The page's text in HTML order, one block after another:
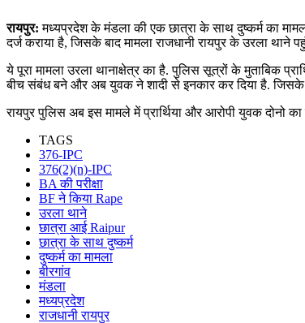
रायपुर: मध्यप्रदेश के मंडला की एक छात्रा के साथ दुष्कर्म का
दर्ज कराया है, जिसके बाद मामला राजधानी रायपुर के उरला
ये पूरा मामला उरला थानाक्षेत्र का है. पुलिस सूत्रों के मुताबिक
बीच संबंध बने और अब युवक ने शादी से इनकार कर दिया है. जिसके
रायपुर पुलिस अब इस मामले में प्रार्थिया और आरोपी युवक दोनो
TAGS
376-IPC
376(2)(n)-IPC
BA की परीक्षा
BF ने किया Rape
उरला थाने
छात्रा आई Raipur
छात्रा के साथ दुष्कर्म
दुष्कर्म का मामला
बीरगांव
मंडला
मध्यप्रदेश
राजधानी रायपुर